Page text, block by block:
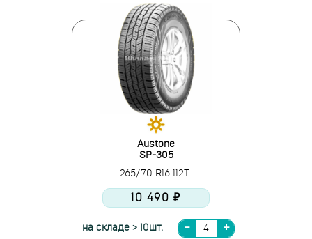
Austone
SP-305
265/70 R16 112T
10 490 ₽
на складе > 10шт.